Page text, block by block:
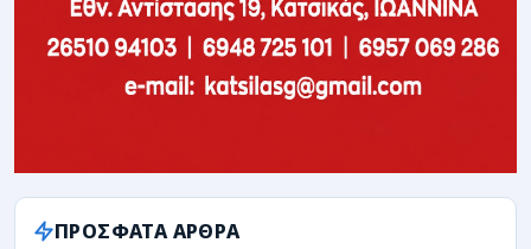
ΠΡΟΣΦΑΤΑ ΑΡΘΡΑ